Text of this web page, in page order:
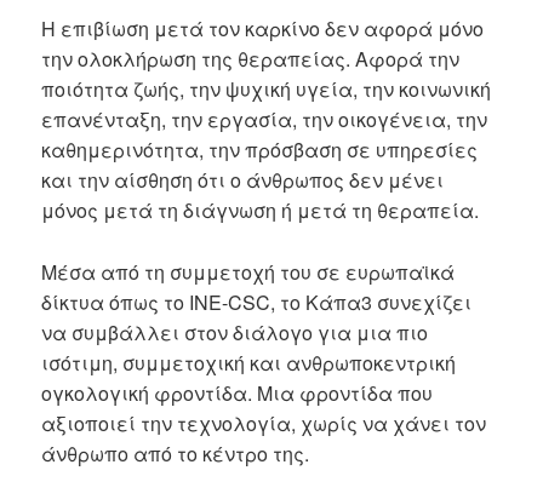
Η επιβίωση μετά τον καρκίνο δεν αφορά μόνο
την ολοκλήρωση της θεραπείας. Αφορά την
ποιότητα ζωής, την ψυχική υγεία, την κοινωνική
επανένταξη, την εργασία, την οικογένεια, την
καθημερινότητα, την πρόσβαση σε υπηρεσίες
και την αίσθηση ότι ο άνθρωπος δεν μένει
μόνος μετά τη διάγνωση ή μετά τη θεραπεία.
Μέσα από τη συμμετοχή του σε ευρωπαϊκά
δίκτυα όπως το INE-CSC, το Κάπα3 συνεχίζει
να συμβάλλει στον διάλογο για μια πιο
ισότιμη, συμμετοχική και ανθρωποκεντρική
ογκολογική φροντίδα. Μια φροντίδα που
αξιοποιεί την τεχνολογία, χωρίς να χάνει τον
άνθρωπο από το κέντρο της.